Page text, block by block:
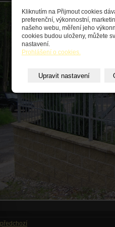
předchozí
Kliknutím na Přijmout cookies
preferenční, výkonnostní,
našeho webu, měření jeho
cookies budou uloženy, můžete
nastavení.
Prohlášení o cookies.
Upravit nastavení